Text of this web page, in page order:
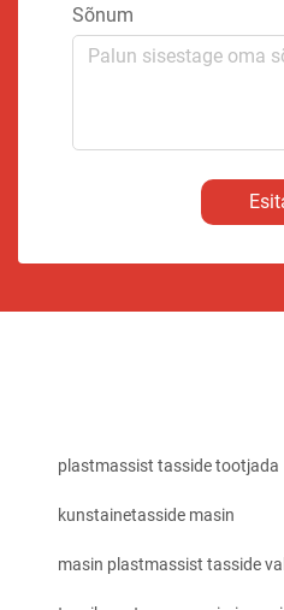
Sõnum
plastmassist tasside tootjada
kunstainetasside masin
masin plastmassist tasside